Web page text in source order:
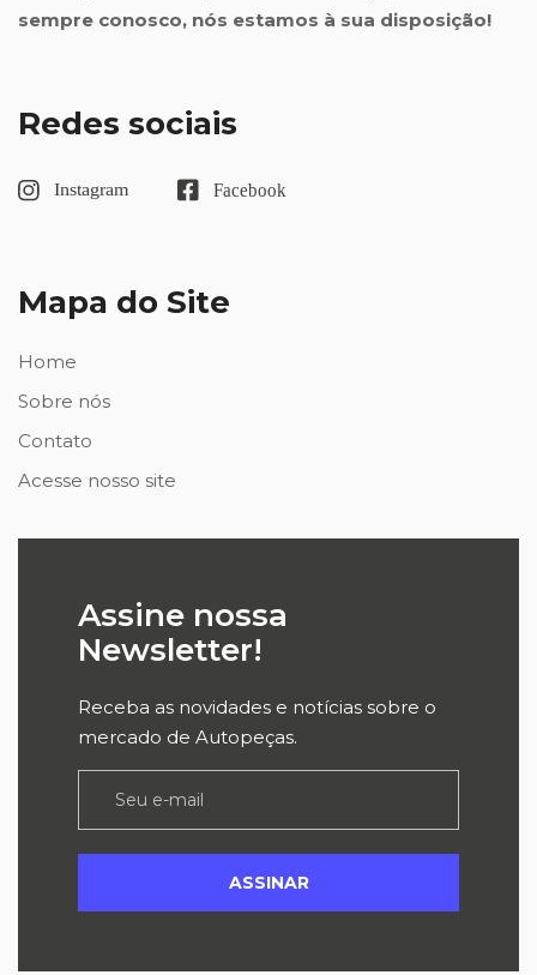
sempre conosco, nós estamos à sua disposição!
Redes sociais
Mapa do Site
Home
Sobre nós
Contato
Acesse nosso site
Assine nossa
Newsletter!
Receba as novidades e notícias sobre o
mercado de Autopeças.